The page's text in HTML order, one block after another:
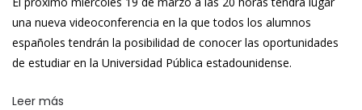
una nueva videoconferencia en la que todos los alumnos
españoles tendrán la posibilidad de conocer las oportunidades
de estudiar en la Universidad Pública estadounidense.
Leer más